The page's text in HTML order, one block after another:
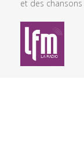
et des chansons